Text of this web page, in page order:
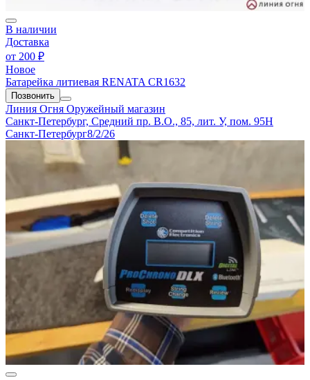
В наличии
Доставка
от 200 ₽
Новое
Батарейка литиевая RENATA CR1632
Позвонить
Линия Огня Оружейный магазин
Санкт-Петербург, Средний пр. В.О., 85, лит. У, пом. 95Н
Санкт-Петербург8/2/26